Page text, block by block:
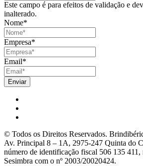
Este campo é para efeitos de validação e
inalterado.
Nome*
Empresa*
Email*
© Todos os Direitos Reservados.
Av. Principal 8 – 1A, 2975-247 Quinta do
número de identificação fiscal 506 135 411,
Sesimbra com o nº 2003/20020424.